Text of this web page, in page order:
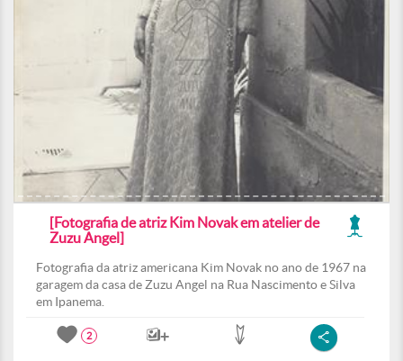
[Fotografia de atriz Kim Novak em atelier de
Zuzu Angel]
Fotografia da atriz americana Kim Novak no ano de 1967 na
garagem da casa de Zuzu Angel na Rua Nascimento e Silva
em Ipanema.
2